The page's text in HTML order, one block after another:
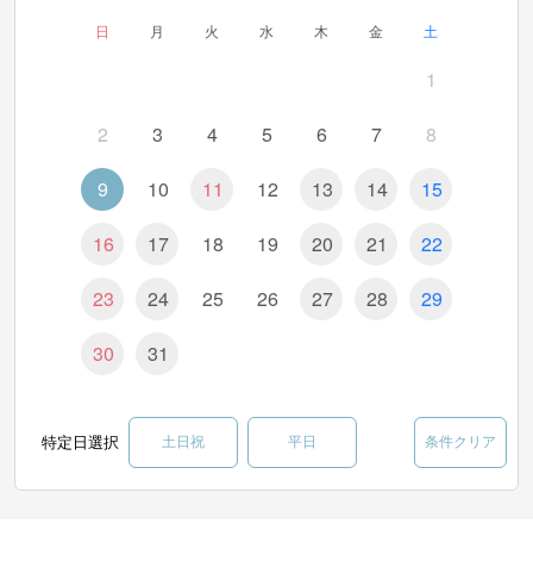
日 月 火 水 木 金 土
1
2
3 4 5 6 7
8
9
10 11 12 13 14
15
16
17 18 19 20 21
22
23
24 25 26 27 28
29
30
31
特定日選択 土日祝 平日 条件クリア